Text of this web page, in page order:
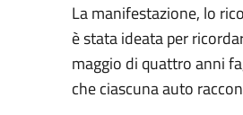
La manifestazione, lo
è stata ideata per
maggio di quattro anni
che ciascuna auto